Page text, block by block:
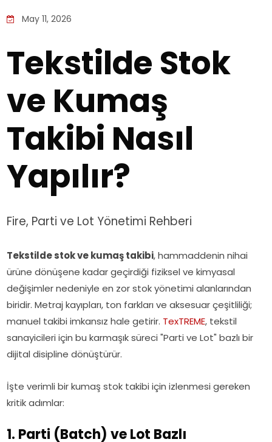
May 11, 2026
Tekstilde Stok
ve Kumaş
Takibi Nasıl
Yapılır?
Fire, Parti ve Lot Yönetimi Rehberi
Tekstilde stok ve kumaş takibi, hammaddenin nihai
ürüne dönüşene kadar geçirdiği fiziksel ve kimyasal
değişimler nedeniyle en zor stok yönetimi alanlarından
biridir. Metraj kayıpları, ton farkları ve aksesuar çeşitliliği;
manuel takibi imkansız hale getirir. TexTREME, tekstil
sanayicileri için bu karmaşık süreci "Parti ve Lot" bazlı bir
dijital disipline dönüştürür.
İşte verimli bir kumaş stok takibi için izlenmesi gereken
kritik adımlar:
1. Parti (Batch) ve Lot Bazlı